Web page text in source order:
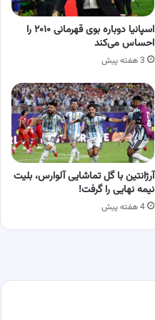
اسپانیا دوباره بوی قهرمانی ۲۰۱۰ را
احساس می‌کند
3 هفته پیش
آرژانتین با گل تماشایی آلوارس، بلیت
نیمه نهایی را گرفت!
4 هفته پیش